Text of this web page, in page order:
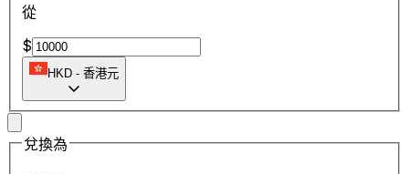
從
$
HKD - 香港元
兌換為